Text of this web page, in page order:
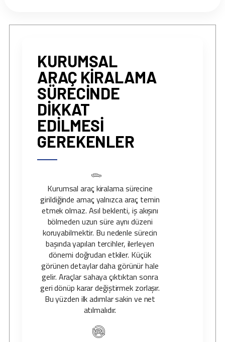
KURUMSAL
ARAÇ KIRALAMA
SÜRECINDE
DIKKAT
EDILMESI
GEREKENLER
Kurumsal araç kiralama sürecine
girildiğinde amaç yalnızca araç temin
etmek olmaz. Asıl beklenti, iş akışını
bölmeden uzun süre aynı düzeni
koruyabilmektir. Bu nedenle sürecin
başında yapılan tercihler, ilerleyen
dönemi doğrudan etkiler. Küçük
görünen detaylar daha görünür hale
gelir. Araçlar sahaya çıktıktan sonra
geri dönüp karar değiştirmek zorlaşır.
Bu yüzden ilk adımlar sakin ve net
atılmalıdır.